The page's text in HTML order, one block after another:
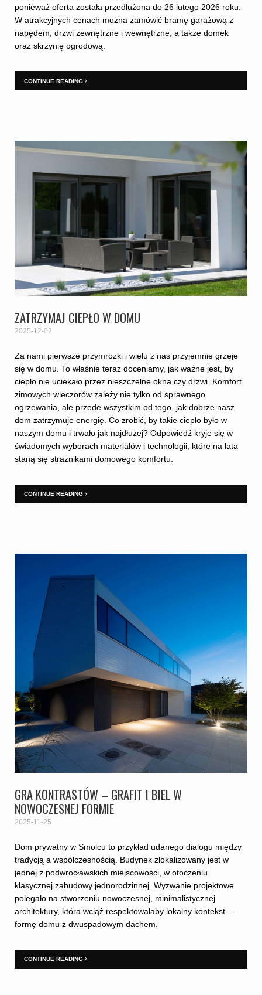
ponieważ oferta została przedłużona do 26 lutego 2026 roku.
W atrakcyjnych cenach można zamówić bramę garażową z
napędem, drzwi zewnętrzne i wewnętrzne, a także domek
oraz skrzynię ogrodową.
CONTINUE READING
ZATRZYMAJ CIEPŁO W DOMU
2025-12-02
Za nami pierwsze przymrozki i wielu z nas przyjemnie grzeje
się w domu. To właśnie teraz doceniamy, jak ważne jest, by
ciepło nie uciekało przez nieszczelne okna czy drzwi. Komfort
zimowych wieczorów zależy nie tylko od sprawnego
ogrzewania, ale przede wszystkim od tego, jak dobrze nasz
dom zatrzymuje energię. Co zrobić, by takie ciepło było w
naszym domu i trwało jak najdłużej? Odpowiedź kryje się w
świadomych wyborach materiałów i technologii, które na lata
staną się strażnikami domowego komfortu.
CONTINUE READING
GRA KONTRASTÓW – GRAFIT I BIEL W
NOWOCZESNEJ FORMIE
2025-11-25
Dom prywatny w Smolcu to przykład udanego dialogu między
tradycją a współczesnością. Budynek zlokalizowany jest w
jednej z podwrocławskich miejscowości, w otoczeniu
klasycznej zabudowy jednorodzinnej. Wyzwanie projektowe
polegało na stworzeniu nowoczesnej, minimalistycznej
architektury, która wciąż respektowałaby lokalny kontekst –
formę domu z dwuspadowym dachem.
CONTINUE READING